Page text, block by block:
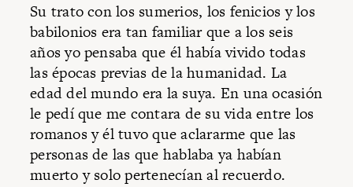
Su trato con los sumerios, los fenicios y los
babilonios era tan familiar que a los seis
años yo pensaba que él había vivido todas
las épocas previas de la humanidad. La
edad del mundo era la suya. En una ocasión
le pedí que me contara de su vida entre los
romanos y él tuvo que aclararme que las
personas de las que hablaba ya habían
muerto y solo pertenecían al recuerdo.